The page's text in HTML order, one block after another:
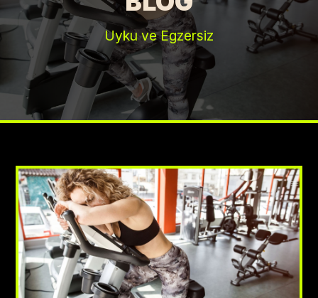
Uyku ve Egzersiz